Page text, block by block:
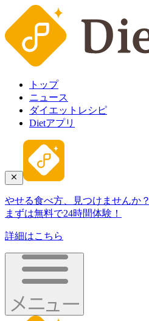
トップ
ニュース
ダイエットレシピ
Dietアプリ
やせる食べ方、見つけませんか？
まずは無料で24時間体験！
詳細はこちら